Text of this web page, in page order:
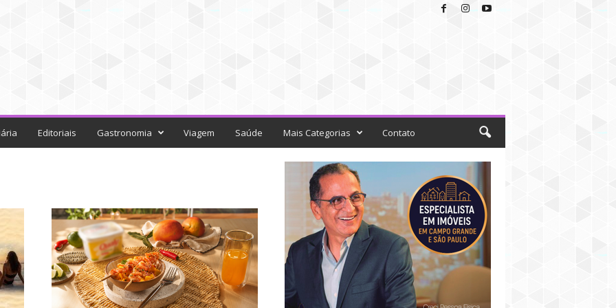
Editoriais Gastronomia Viagem Saúde Mais Categorias Contato